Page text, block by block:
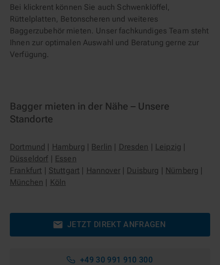
Bei klickrent können Sie auch Schwenklöffel,
Rüttelplatten, Betonscheren und weiteres
Baggerzubehör mieten. Unser fachkundiges Team steht
Ihnen zur optimalen Auswahl und Beratung gerne zur
Verfügung.
Bagger mieten in der Nähe – Unsere
Standorte
Dortmund | Hamburg | Berlin | Dresden | Leipzig |
Düsseldorf | Essen
Frankfurt | Stuttgart | Hannover| Duisburg | Nürnberg |
München | Köln
JETZT DIREKT ANFRAGEN
+49 30 991 910 300